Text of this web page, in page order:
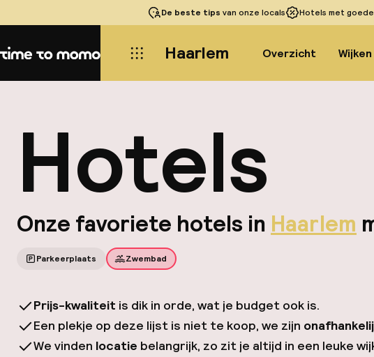
De beste tips van onze locals Hotels met goede
Home Haarlem Overzicht Wijken
Hotels
Onze favoriete hotels in Haarlem
Parkeerplaats Zwembad
Prijs-kwaliteit is dik in orde, wat je budget ook is.
Een plekje op deze lijst is niet te koop, we zijn
We vinden locatie belangrijk, zo zit je altijd in een leuke